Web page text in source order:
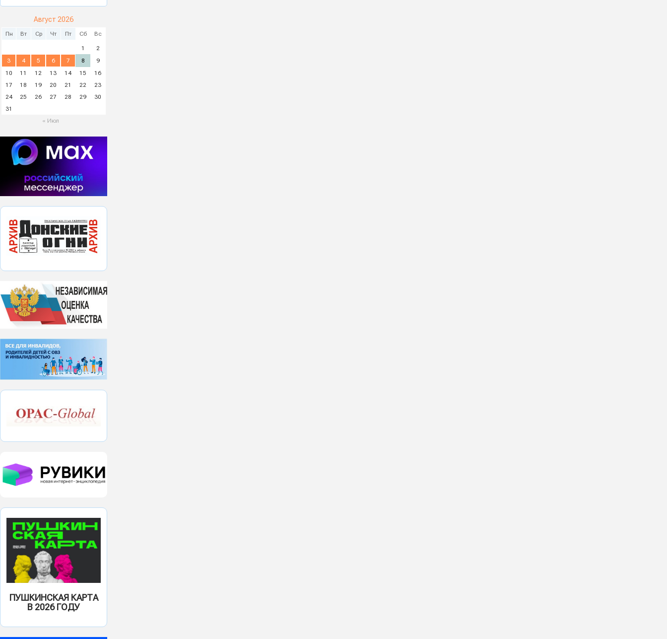
Август 2026
Пн Вт Ср Чт Пт Сб Вс
1
2
3
4 5 6 7 8
9
10
11 12 13 14 15
16
17
18 19 20 21 22
23
24
25 26 27 28 29
30
31
« Июл
ПУШКИНСКАЯ КАРТА
В 2026 ГОДУ